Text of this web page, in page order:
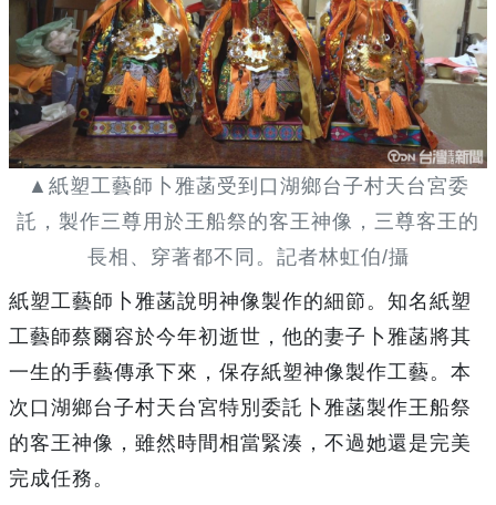
▲紙塑工藝師卜雅菡受到口湖鄉台子村天台宮委
託，製作三尊用於王船祭的客王神像，三尊客王的
長相、穿著都不同。記者林虹伯/攝
紙塑工藝師卜雅菡說明神像製作的細節。知名紙塑
工藝師蔡爾容於今年初逝世，他的妻子卜雅菡將其
一生的手藝傳承下來，保存紙塑神像製作工藝。本
次口湖鄉台子村天台宮特別委託卜雅菡製作王船祭
的客王神像，雖然時間相當緊湊，不過她還是完美
完成任務。